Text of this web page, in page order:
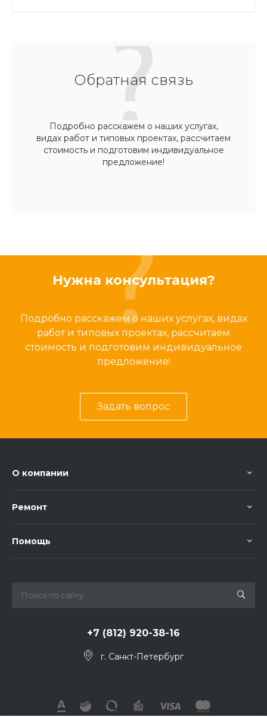
Обратная связь
Подробно расскажем о наших услугах,
видах работ и типовых проектах, рассчитаем
стоимость и подготовим индивидуальное
предложение!
Нужна консультация?
Подробно расскажем о наших услугах, видах
работ и типовых проектах, рассчитаем
стоимость и подготовим индивидуальное
предложение!
Задать вопрос
О компании
Ремонт
Помощь
+7 (812) 920-38-16
г. Санкт-Петербург